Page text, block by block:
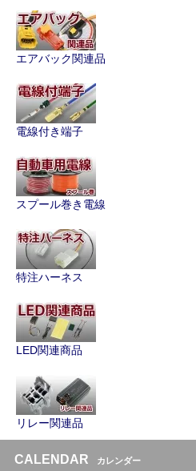
エアバック関連品
電線付き端子
スプール巻き電線
特注ハーネス
LED関連商品
リレー関連品
CALENDAR カレンダー